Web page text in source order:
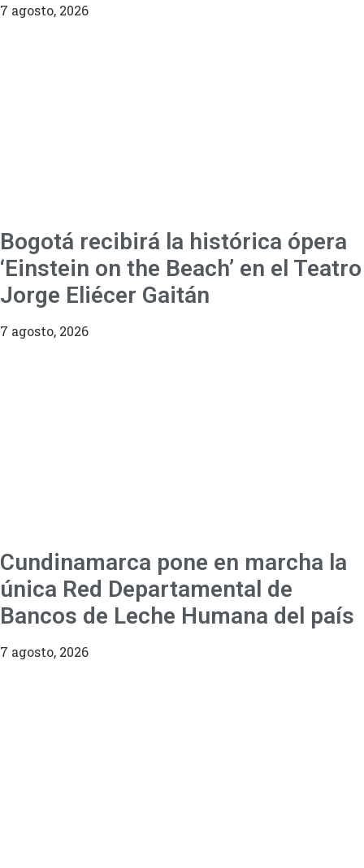
7 agosto, 2026
Bogotá recibirá la histórica ópera
‘Einstein on the Beach’ en el Teatro
Jorge Eliécer Gaitán
7 agosto, 2026
Cundinamarca pone en marcha la
única Red Departamental de
Bancos de Leche Humana del país
7 agosto, 2026